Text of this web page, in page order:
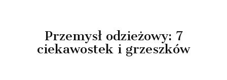
Przemysł odzieżowy: 7
ciekawostek i grzeszków